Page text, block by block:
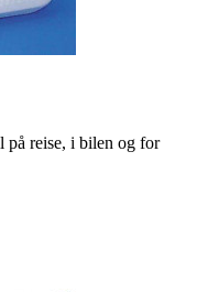
reise, i bilen og for